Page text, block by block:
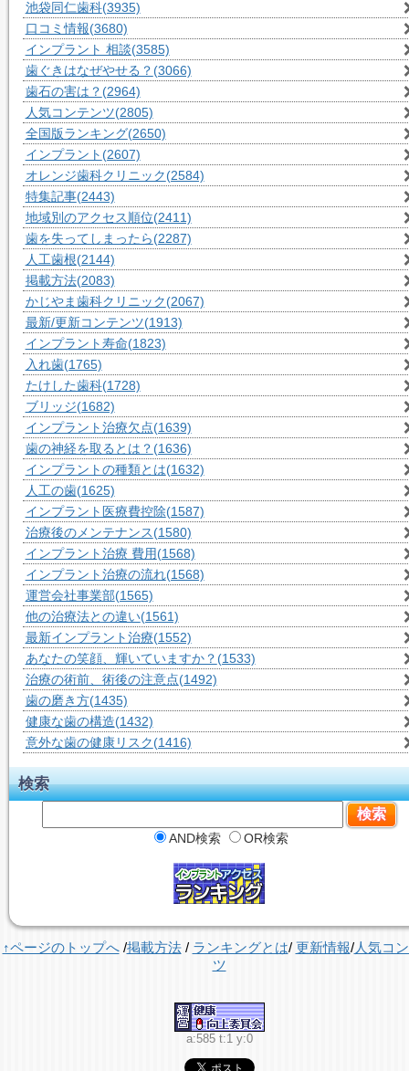
池袋同仁歯科(3935)
口コミ情報(3680)
インプラント 相談(3585)
歯ぐきはなぜやせる？ (3066)
歯石の害は？ (2964)
人気コンテンツ(2805)
全国版ランキング(2650)
インプラント (2607)
オレンジ歯科クリニック(2584)
特集記事(2443)
地域別のアクセス順位(2411)
歯を失ってしまったら(2287)
人工歯根(2144)
掲載方法(2083)
かじやま歯科クリニック(2067)
最新/更新コンテンツ(1913)
インプラント寿命(1823)
入れ歯(1765)
たけした歯科(1728)
ブリッジ(1682)
インプラント治療欠点(1639)
歯の神経を取るとは？ (1636)
インプラントの種類とは(1632)
人工の歯(1625)
インプラント医療費控除(1587)
治療後のメンテナンス(1580)
インプラント治療 費用(1568)
インプラント治療の流れ(1568)
運営会社事業部(1565)
他の治療法との違い(1561)
最新インプラント治療(1552)
あなたの笑顔、輝いていますか？ (1533)
治療の術前、術後の注意点(1492)
歯の磨き方(1435)
健康な歯の構造(1432)
意外な歯の健康リスク(1416)
検索
AND検索 OR検索
↑ページのトップへ/掲載方法/ ランキングとは/ 更新情報/人気コ
ツ
a:585 t:1 y:0